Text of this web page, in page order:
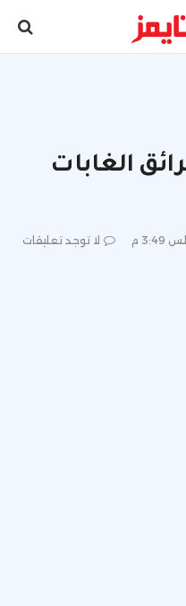
الغابات
لا توجد تعليقات